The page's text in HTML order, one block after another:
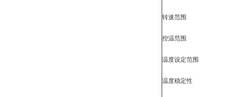
转速范围
控温范围
温度设定范围
温度稳定性